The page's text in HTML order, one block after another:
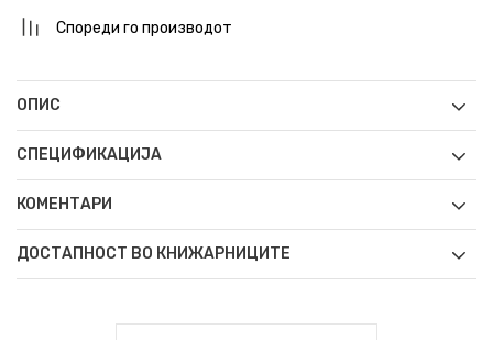
Спореди го производот
ОПИС
СПЕЦИФИКАЦИЈА
КОМЕНТАРИ
ДОСТАПНОСТ ВО КНИЖАРНИЦИТЕ